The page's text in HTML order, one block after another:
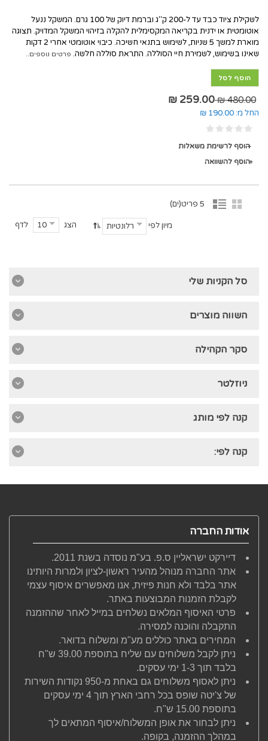
לשקילת ציוד כבד עד ל-200 ק"ג וברמת דיוק של 100 גרם. המשקל ננעל
אוטומטית או ידנית בקריאה המקסימלית להקלה בזיהוי המשקל המדויק. תצוגה
מוארת למשך 5 שניות, לשימוש בתנאי חשיכה. כיבוי אוטומטי אחרי 2 דקות
שאינו בשימוש, לשמירת חיי הסוללה. התראת סוללה חלשה. פרטים נוספים..
הוסף לסל
480.00 ₪
259.00 ₪
החל מ: 190.00 ₪
הוסף לרשימת משאלות
הוסף להשוואה
5 פריט(ים)
הצג 10 לדף מיון לפי רלונטיות
סל הקניות שלי
השווה מוצרים
סקר הקהילה
ניוזלטר
קנה לפי מותג
קנה לפי:
אודות החברה
דיירקט ישראליין ס.פ. בע"מ נוסדה בשנת 2011.
אתר החברה מנוהל מהעיר ראשון-לציון ולמרות היותינו
אתר בלבד ולא חנות פיזית, אנו מאפשרים איסוף עצמי
לקבלת הזמנות המבוצעות באתר.
פרטי האיסוף המלאים נשלחים במייל לאחר שההזמנה
התקבלה והוכנה למסירה.
המחירים באתר כוללים מע"מ ומשלוח בדואר.
ניתן לקבל משלוחים עם שליח בתוספת 39.00 ש"ח
בלבד תוך 1-3 ימי עסקים.
ניתן לאסוף משלוחים גם באחת מ-950 נקודות השירות
של צ'יטה שופס בכל רחבי הארץ תוך 4 ימי עסקים
בתוספת 15.00 ש"ח.
ניתן לבחור את אופן המשלוח/איסוף המתאים לך
במהלך ההזמנה, בקופה.